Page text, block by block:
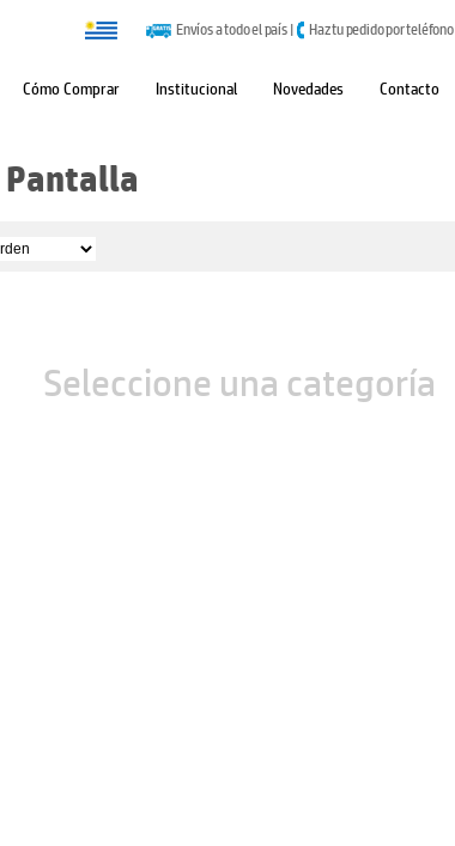
Envíos a todo el país| Haz tu pedido por teléfono
Cómo Comprar Institucional Novedades Contacto
Pantalla
Seleccione una categoría